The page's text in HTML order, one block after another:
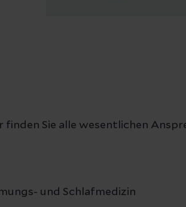
Sie alle wesentlichen
und Schlafmedizin